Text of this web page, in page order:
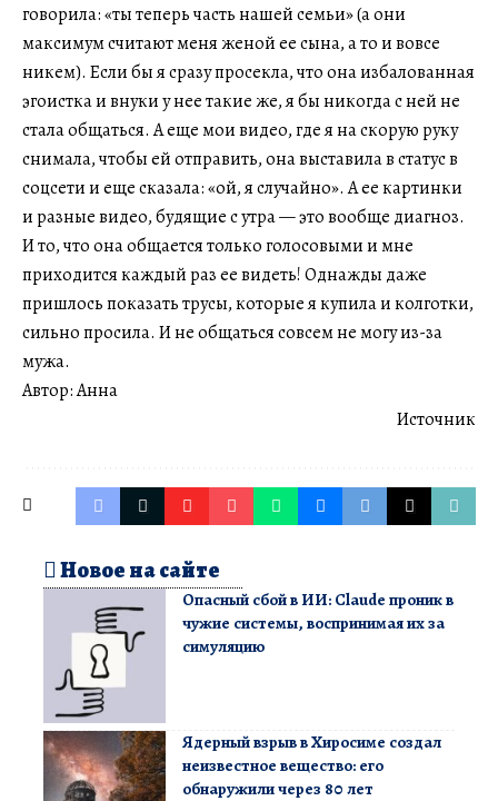
говорила: «ты теперь часть нашей семьи» (а они
максимум считают меня женой ее сына, а то и вовсе
никем). Если бы я сразу просекла, что она избалованная
эгоистка и внуки у нее такие же, я бы никогда с ней не
стала общаться. А еще мои видео, где я на скорую руку
снимала, чтобы ей отправить, она выставила в статус в
соцсети и еще сказала: «ой, я случайно». А ее картинки
и разные видео, будящие с утра — это вообще диагноз.
И то, что она общается только голосовыми и мне
приходится каждый раз ее видеть! Однажды даже
пришлось показать трусы, которые я купила и колготки,
сильно просила. И не общаться совсем не могу из-за
мужа.
Автор: Анна
Источник
Новое на сайте
Опасный сбой в ИИ: Claude проник в
чужие системы, воспринимая их за
симуляцию
Ядерный взрыв в Хиросиме создал
неизвестное вещество: его
обнаружили через 80 лет